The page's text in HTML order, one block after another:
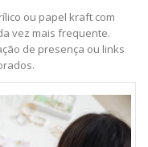
ou papel kraft com
vez mais frequente.
de presença ou links